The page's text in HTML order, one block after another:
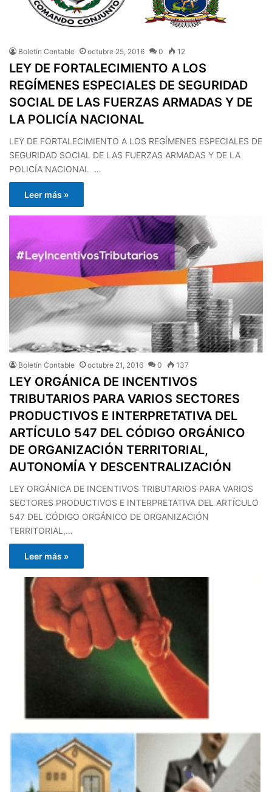
Boletín Contable octubre 25, 2016 0 12
LEY DE FORTALECIMIENTO A LOS
REGÍMENES ESPECIALES DE SEGURIDAD
SOCIAL DE LAS FUERZAS ARMADAS Y DE
LA POLICÍA NACIONAL
LEY DE FORTALECIMIENTO A LOS REGÍMENES ESPECIALES DE
SEGURIDAD SOCIAL DE LAS FUERZAS ARMADAS Y DE LA
POLICÍA NACIONAL …
Leer más »
Boletín Contable octubre 21, 2016 0 137
LEY ORGÁNICA DE INCENTIVOS
TRIBUTARIOS PARA VARIOS SECTORES
PRODUCTIVOS E INTERPRETATIVA DEL
ARTÍCULO 547 DEL CÓDIGO ORGÁNICO
DE ORGANIZACIÓN TERRITORIAL,
AUTONOMÍA Y DESCENTRALIZACIÓN
LEY ORGÁNICA DE INCENTIVOS TRIBUTARIOS PARA VARIOS
SECTORES PRODUCTIVOS E INTERPRETATIVA DEL ARTÍCULO
547 DEL CÓDIGO ORGÁNICO DE ORGANIZACIÓN
TERRITORIAL,…
Leer más »